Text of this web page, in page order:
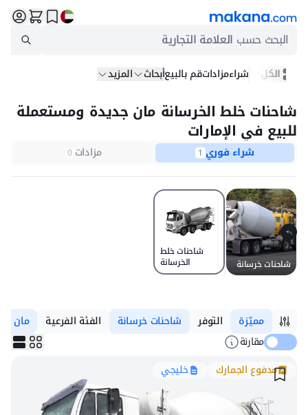
البحث حسب العلامة التجارية
الكل شراءمزاداتقم بالبيعأبحاث المزيد
شاحنات خلط الخرسانة مان جديدة ومستعملة
للبيع في الإمارات
شراء فوري 1 مزادات 0
شاحنات خرسانة
شاحنات خلط
الخرسانة
مميّزة التوفر شاحنات خرسانة الفئة الفرعية
مان
مقارنة
مدفوع الجمارك
خليجي